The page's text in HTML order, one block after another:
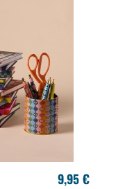
9,95 €